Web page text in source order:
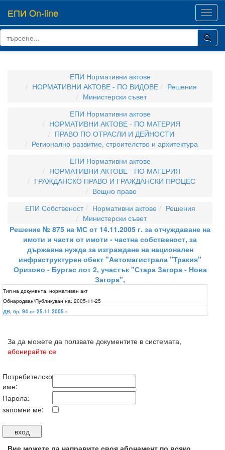
ЕПИ On-line
ЕПИ Нормативни актове
НОРМАТИВНИ АКТОВЕ - ПО ВИДОВЕ
Решения
Министерски съвет
ЕПИ Нормативни актове
НОРМАТИВНИ АКТОВЕ - ПО МАТЕРИЯ
ПРАВО ПО ОТРАСЛИ И ДЕЙНОСТИ
Регионално развитие, строителство и архитектура
ЕПИ Нормативни актове
НОРМАТИВНИ АКТОВЕ - ПО МАТЕРИЯ
ГРАЖДАНСКО ПРАВО И ГРАЖДАНСКИ ПРОЦЕС
Вещно право
ЕПИ Собственост
Нормативни актове
Решения
Министерски съвет
Решение № 875 на МС от 14.11.2005 г. за отчуждаване на
имоти и части от имоти - частна собственост, за
държавна нужда за изграждане на национален
инфраструктурен обект "Автомагистрала "Тракия"
Оризово - Бургас лот 2, участък "Стара Загора - Нова
Загора",
Тип на документа: нормативен акт
Обнародван/Публикуван на: 2005-11-25
ДВ, бр. 94 от 25.11.2005 г.
За да можете да ползвате документите в системата,
абонирайте се
Потребителско
име:
Парола:
запомни ме:
Вие можете да направите своя абонамент по всяко